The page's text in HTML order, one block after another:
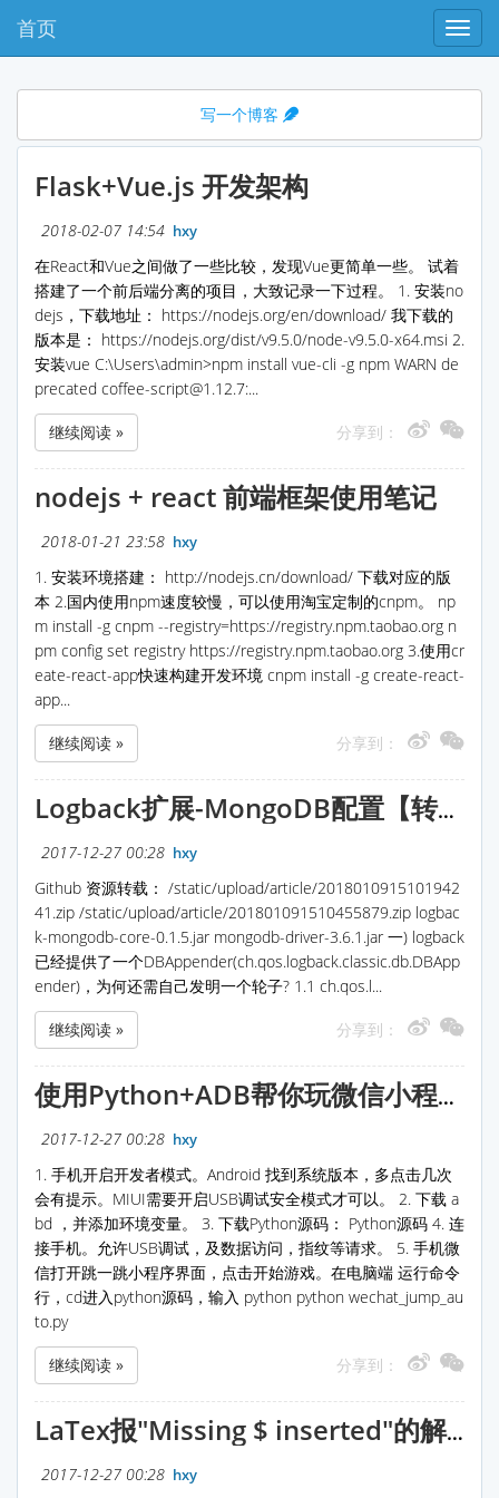
首页
写一个博客
Flask+Vue.js 开发架构
2018-02-07 14:54 hxy
在React和Vue之间做了一些比较，发现Vue更简单一些。 试着
搭建了一个前后端分离的项目，大致记录一下过程。 1. 安装no
dejs，下载地址： https://nodejs.org/en/download/ 我下载的
版本是： https://nodejs.org/dist/v9.5.0/node-v9.5.0-x64.msi 2.
安装vue C:\Users\admin>npm install vue-cli -g npm WARN de
precated coffee-script@1.12.7:...
继续阅读 » 分享到：
nodejs + react 前端框架使用笔记
2018-01-21 23:58 hxy
1. 安装环境搭建： http://nodejs.cn/download/ 下载对应的版
本 2.国内使用npm速度较慢，可以使用淘宝定制的cnpm。 np
m install -g cnpm --registry=https://registry.npm.taobao.org n
pm config set registry https://registry.npm.taobao.org 3.使用cr
eate-react-app快速构建开发环境 cnpm install -g create-react-
app...
继续阅读 » 分享到：
Logback扩展-MongoDB配置【转载】
2017-12-27 00:28 hxy
Github 资源转载： /static/upload/article/2018010915101942
41.zip /static/upload/article/201801091510455879.zip logbac
k-mongodb-core-0.1.5.jar mongodb-driver-3.6.1.jar 一) logback
已经提供了一个DBAppender(ch.qos.logback.classic.db.DBApp
ender)，为何还需自己发明一个轮子? 1.1 ch.qos.l...
继续阅读 » 分享到：
使用Python+ADB帮你玩微信小程序“跳一跳”
2017-12-27 00:28 hxy
1. 手机开启开发者模式。Android 找到系统版本，多点击几次
会有提示。MIUI需要开启USB调试安全模式才可以。 2. 下载 a
bd ，并添加环境变量。 3. 下载Python源码： Python源码 4. 连
接手机。允许USB调试，及数据访问，指纹等请求。 5. 手机微
信打开跳一跳小程序界面，点击开始游戏。在电脑端 运行命令
行，cd进入python源码，输入 python python wechat_jump_au
to.py
继续阅读 » 分享到：
LaTex报"Missing $ inserted"的解决方法
2017-12-27 00:28 hxy